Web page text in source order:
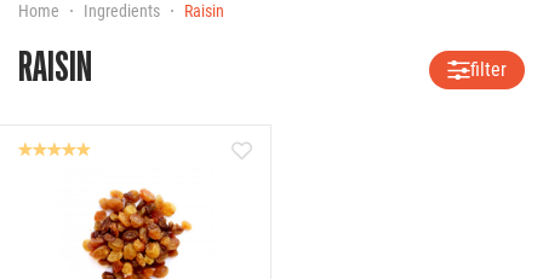
Home Ingredients Raisin
RAISIN filter